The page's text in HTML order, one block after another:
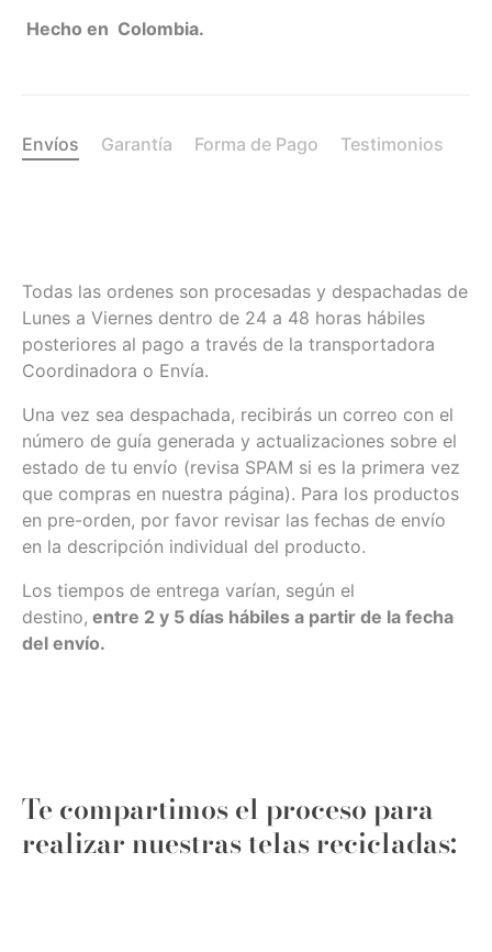
Hecho en Colombia.
Envíos Garantía Forma de Pago Testimonios
Todas las ordenes son procesadas y despachadas de
Lunes a Viernes dentro de 24 a 48 horas hábiles
posteriores al pago a través de la transportadora
Coordinadora o Envía.
Una vez sea despachada, recibirás un correo con el
número de guía generada y actualizaciones sobre el
estado de tu envío (revisa SPAM si es la primera vez
que compras en nuestra página). Para los productos
en pre-orden, por favor revisar las fechas de envío
en la descripción individual del producto.
Los tiempos de entrega varían, según el
destino, entre 2 y 5 días hábiles a partir de la fecha
del envío.
Te compartimos el proceso para
realizar nuestras telas recicladas: